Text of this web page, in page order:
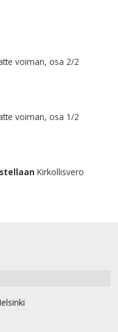
voiman, osa 2/2
voiman, osa 1/2
Kirkollisvero